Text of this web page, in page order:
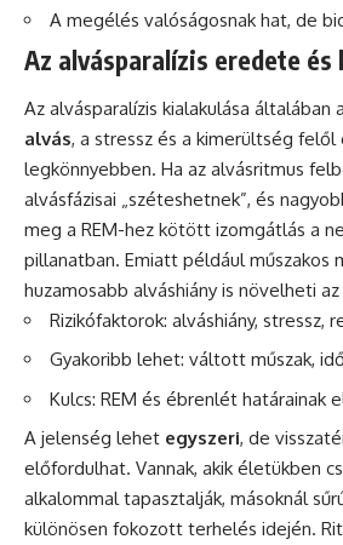
A megélés valóságosnak hat, de
Az alvásparalízis eredete és
Az alvásparalízis kialakulása általában a
alvás, a stressz és a kimerültség
legkönnyebben. Ha az alvásritmus
alvásfázisai „széteshetnek”, és
meg a REM-hez kötött izomgátlás a
pillanatban. Emiatt például műszakos
huzamosabb alváshiány is növelheti
Rizikófaktorok: alváshiány, stressz,
Gyakoribb lehet: váltott műszak,
Kulcs: REM és ébrenlét határainak
A jelenség lehet egyszeri, de
előfordulhat. Vannak, akik életükben
alkalommal tapasztalják, másoknál
különösen fokozott terhelés idején.